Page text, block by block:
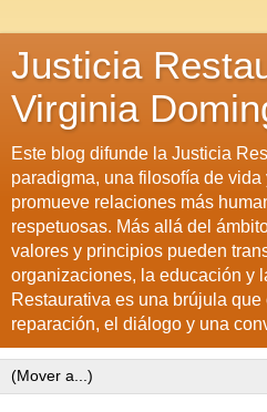
Justicia
Virginia
Este blog difunde la Justicia
paradigma, una filosofía de
promueve relaciones más
respetuosas. Más allá del
valores y principios pueden
organizaciones, la educación y
Restaurativa es una brújula
reparación, el diálogo y una